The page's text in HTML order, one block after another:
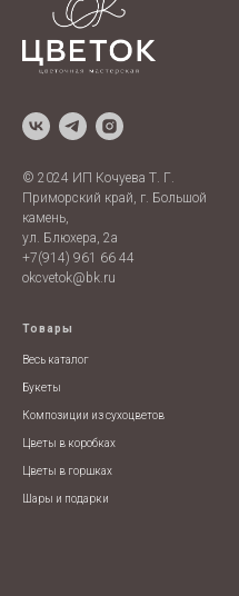
© 2024 ИП Кочуева Т. Г.
Приморский край, г. Большой
камень,
ул. Блюхера, 2а
+7(914) 961 66 44
okcvetok@bk.ru
Товары
Весь каталог
Букеты
Композиции из сухоцветов
Цветы в коробках
Цветы в горшках
Шары и подарки